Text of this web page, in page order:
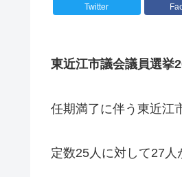
Twitter
東近江市議会議員選挙
任期満了に伴う東近江
定数25人に対して27人